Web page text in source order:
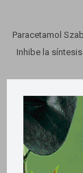
Paracetamol
Inhibe la